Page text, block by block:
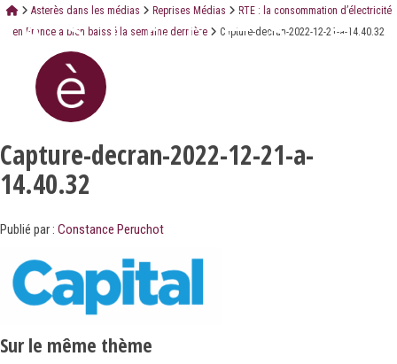
Asterès dans les médias Reprises Médias
RTE : la consommation d’électricité
en France a bien baissé la semaine dernière
Capture-decran-2022-12-21-a-14.40.32
Capture-decran-2022-12-21-a-
14.40.32
Publié par : Constance Peruchot
Sur le même thème